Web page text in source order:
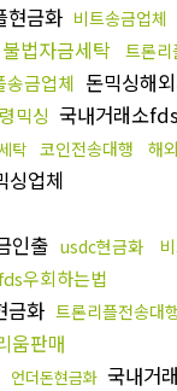
현금화 비트송금업체
불법자금세탁 트론리
송금업체 돈믹싱해
믹싱 국내거래소
탁 코인전송대행 해
싱업체
인출 usdc현금화
우회하는법
금화 트론리플전송대
움판매
언더돈현금화 국내거